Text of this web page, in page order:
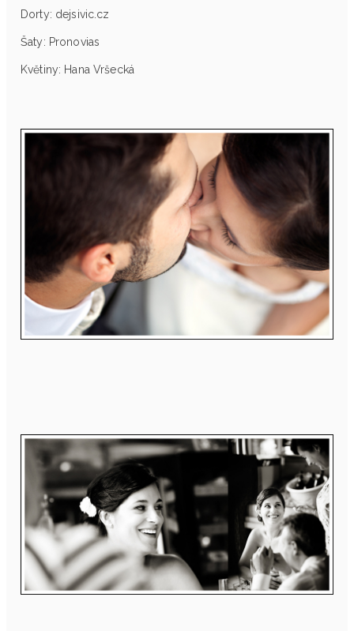
Dorty: dejsivic.cz
Šaty: Pronovias
Květiny: Hana Vršecká